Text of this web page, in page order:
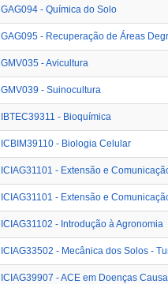
GAG094 - Química do Solo
GAG095 - Recuperação de Áreas
GMV035 - Avicultura
GMV039 - Suinocultura
IBTEC39311 - Bioquímica
ICBIM39110 - Biologia Celular
ICIAG31101 - Extensão e
ICIAG31101 - Extensão e
ICIAG31102 - Introdução à Agronomia
ICIAG33502 - Mecânica dos Solos -
ICIAG39907 - ACE em Doenças